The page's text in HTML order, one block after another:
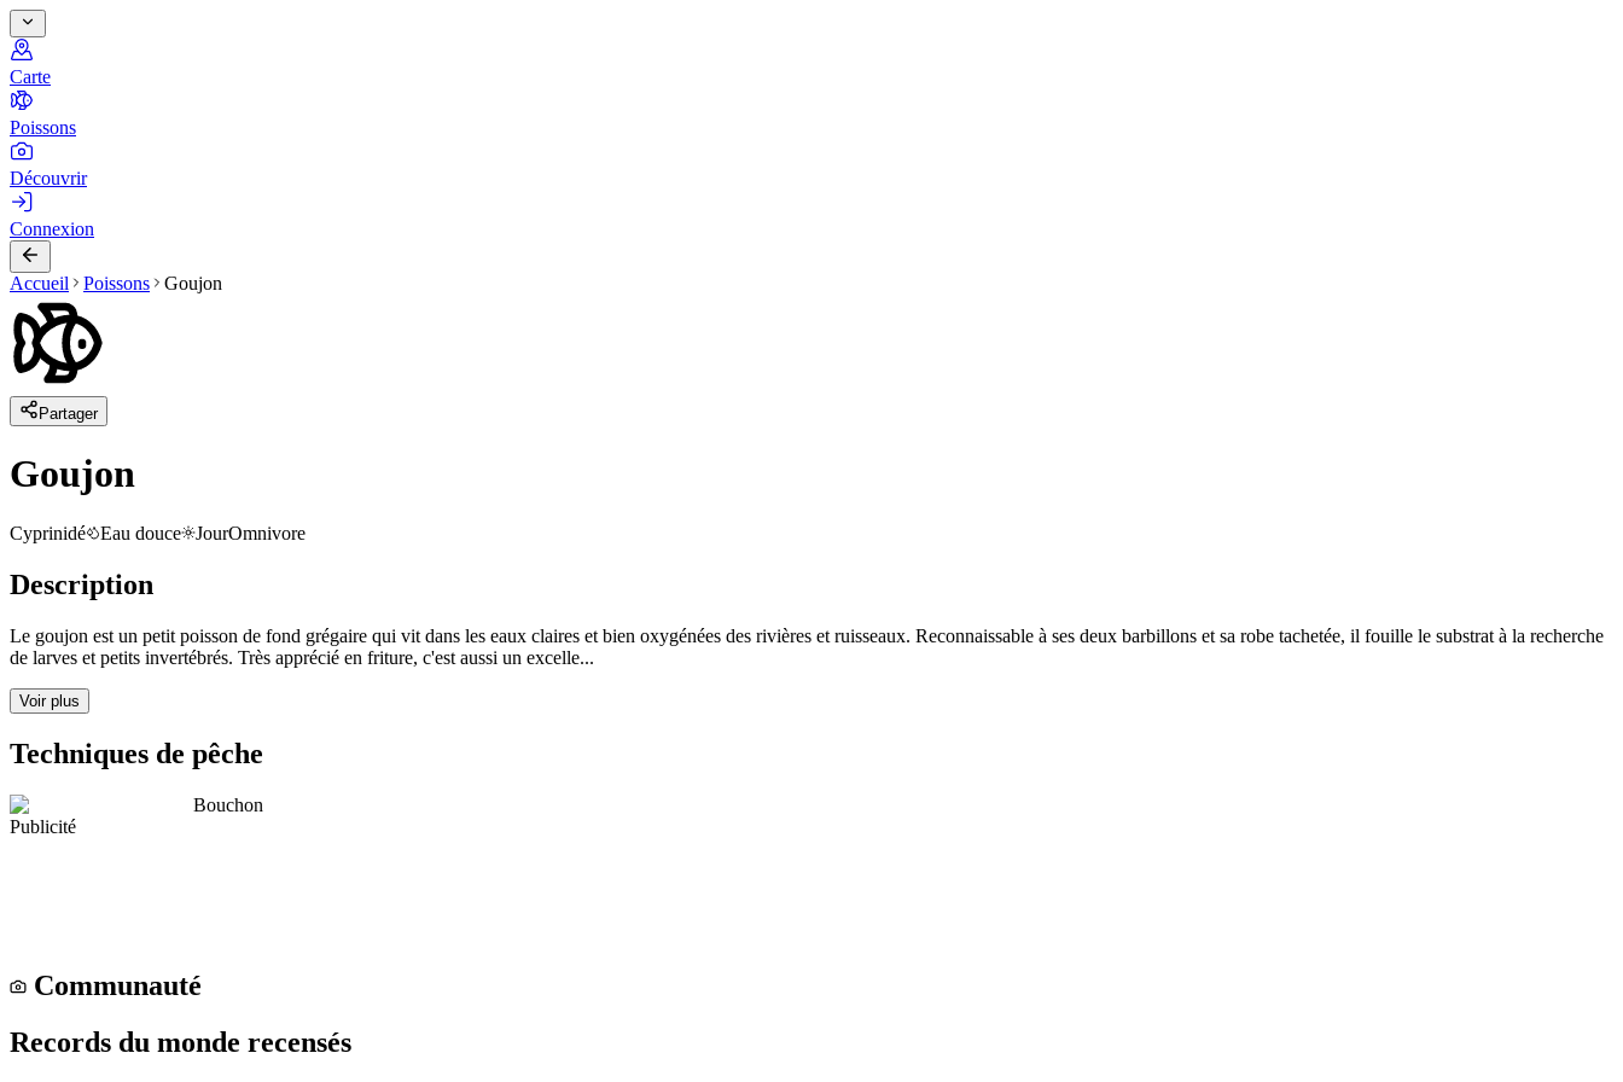
Carte
Poissons
Découvrir
Connexion
Accueil Poissons Goujon
Partager
Goujon
Cyprinidé Eau douce JourOmnivore
Description
Le goujon est un petit poisson de fond grégaire qui vit dans les eaux claires et bien oxygénées des rivières et ruisseaux. Reconnaissable à ses deux barbillons et sa robe tachetée, il fouille le substrat à la recherche
de larves et petits invertébrés. Très apprécié en friture, c'est aussi un excelle...
Voir plus
Techniques de pêche
Bouchon
Publicité
Communauté
Records du monde recensés